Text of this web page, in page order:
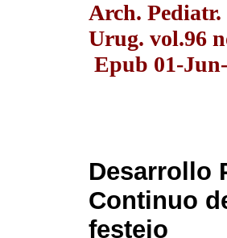
Arch. Pediatr.
Urug. vol.96
Epub 01-
Desarrollo
Continuo
festejo